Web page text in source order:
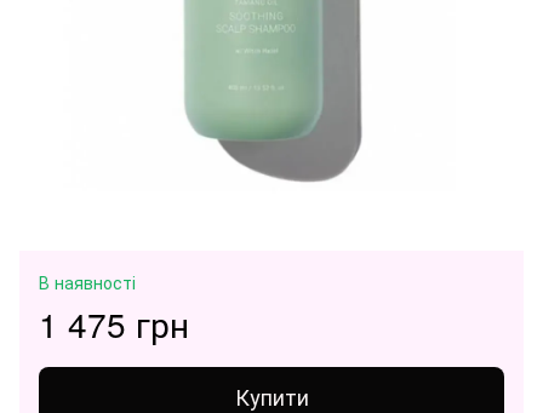
В наявності
1 475 грн
Купити